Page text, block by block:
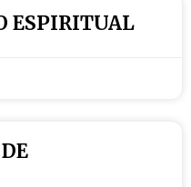
ESPIRITUAL